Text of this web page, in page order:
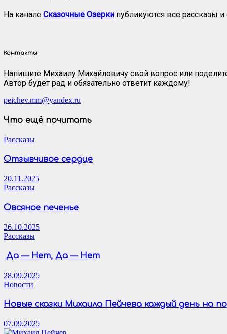
На канале Сказочные Озерки публикуются все рассказы и
Контакты
Напишите Михаилу Михайловичу свой вопрос или
Автор будет рад и обязательно ответит каждому!
peichev.mm@yandex.ru
Что ещё почитать
Рассказы
Отзывчивое сердце
20.11.2025
Рассказы
Овсяное печенье
26.10.2025
Рассказы
Да — Нет, Да — Нет
28.09.2025
Новости
Новые сказки Михаила Пейчева каждый день на
07.09.2025